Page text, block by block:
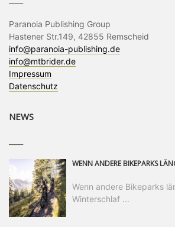
Paranoia Publishing Group
Hastener Str.149, 42855 Remscheid
info@paranoia-publishing.de
info@mtbrider.de
Impressum
Datenschutz
NEWS
Wenn andere Bikeparks
Winterschlaf ...